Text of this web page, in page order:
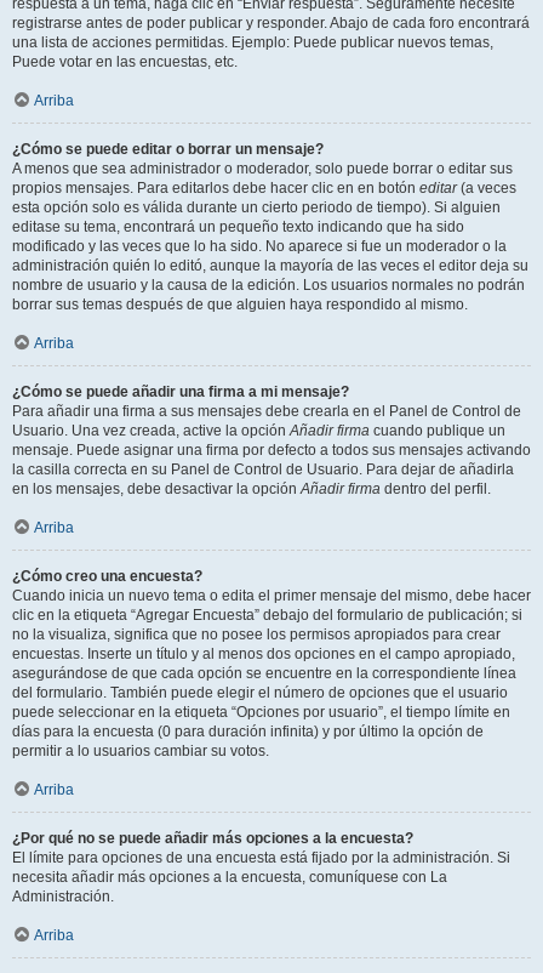
respuesta a un tema, haga clic en “Enviar respuesta”. Seguramente necesite
registrarse antes de poder publicar y responder. Abajo de cada foro encontrará
una lista de acciones permitidas. Ejemplo: Puede publicar nuevos temas,
Puede votar en las encuestas, etc.
Arriba
¿Cómo se puede editar o borrar un mensaje?
A menos que sea administrador o moderador, solo puede borrar o editar sus
propios mensajes. Para editarlos debe hacer clic en en botón editar(a veces
esta opción solo es válida durante un cierto periodo de tiempo). Si alguien
editase su tema, encontrará un pequeño texto indicando que ha sido
modificado y las veces que lo ha sido. No aparece si fue un moderador o la
administración quién lo editó, aunque la mayoría de las veces el editor deja su
nombre de usuario y la causa de la edición. Los usuarios normales no podrán
borrar sus temas después de que alguien haya respondido al mismo.
Arriba
¿Cómo se puede añadir una firma a mi mensaje?
Para añadir una firma a sus mensajes debe crearla en el Panel de Control de
Usuario. Una vez creada, active la opciónAñadir firma cuando publique un
mensaje. Puede asignar una firma por defecto a todos sus mensajes activando
la casilla correcta en su Panel de Control de Usuario. Para dejar de añadirla
en los mensajes, debe desactivar la opciónAñadir firma dentro del perfil.
Arriba
¿Cómo creo una encuesta?
Cuando inicia un nuevo tema o edita el primer mensaje del mismo, debe hacer
clic en la etiqueta “Agregar Encuesta” debajo del formulario de publicación; si
no la visualiza, significa que no posee los permisos apropiados para crear
encuestas. Inserte un título y al menos dos opciones en el campo apropiado,
asegurándose de que cada opción se encuentre en la correspondiente línea
del formulario. También puede elegir el número de opciones que el usuario
puede seleccionar en la etiqueta “Opciones por usuario”, el tiempo límite en
días para la encuesta (0 para duración infinita) y por último la opción de
permitir a lo usuarios cambiar su votos.
Arriba
¿Por qué no se puede añadir más opciones a la encuesta?
El límite para opciones de una encuesta está fijado por la administración. Si
necesita añadir más opciones a la encuesta, comuníquese con La
Administración.
Arriba